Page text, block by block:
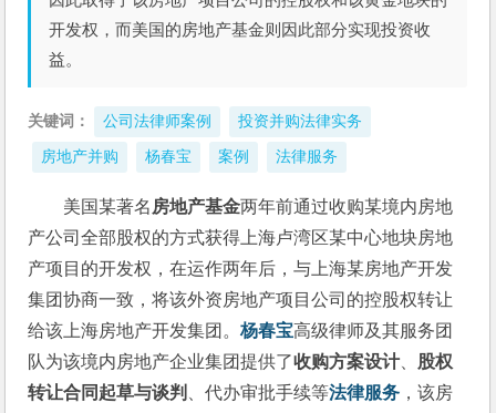
开发权，而美国的房地产基金则因此部分实现投资收
益。
关键词： 公司法律师案例 投资并购法律实务
房地产并购 杨春宝 案例 法律服务
美国某著名 房地产基金两年前通过收购某境内房地
产公司全部股权的方式获得上海卢湾区某中心地块房地
产项目的开发权，在运作两年后，与上海某房地产开发
集团协商一致，将该外资房地产项目公司的控股权转让
给该上海房地产开发集团。杨春宝高级律师及其服务团
队为该境内房地产企业集团提供了收购方案设计、 股权
转让合同起草与谈判
、代办审批手续等法律服务 ，该房